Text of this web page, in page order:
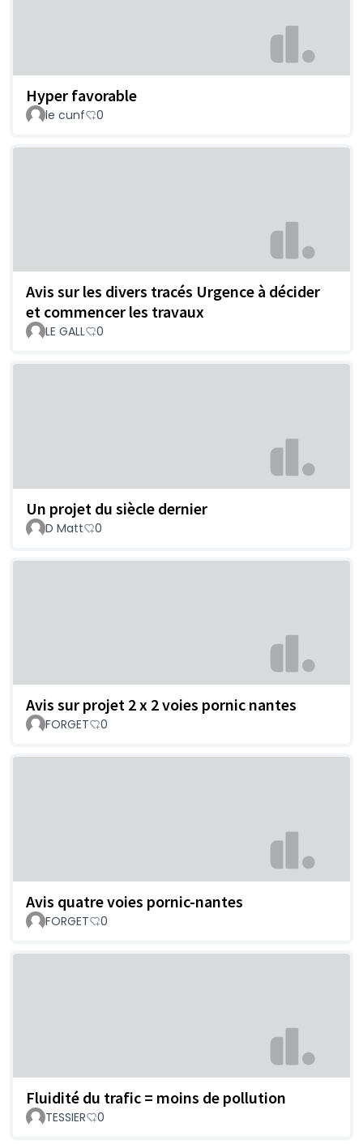
Hyper favorable
le cunf 0
Avis sur les divers tracés Urgence à décider
et commencer les travaux
LE GALL 0
Un projet du siècle dernier
D Matt 0
Avis sur projet 2 x 2 voies pornic nantes
FORGET 0
Avis quatre voies pornic-nantes
FORGET 0
Fluidité du trafic = moins de pollution
TESSIER 0